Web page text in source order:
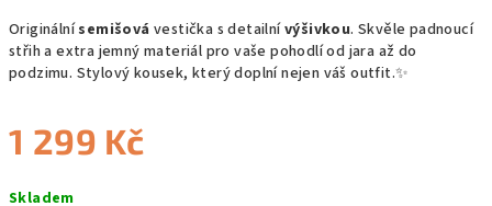
Originálnísemišová vestička s detailnívýšivkou. Skvěle padnoucí
střih a extra jemný materiál pro vaše pohodlí od jara až do
podzimu. Stylový kousek, který doplní nejen váš outfit.✨
1 299 Kč
cena:
Skladem